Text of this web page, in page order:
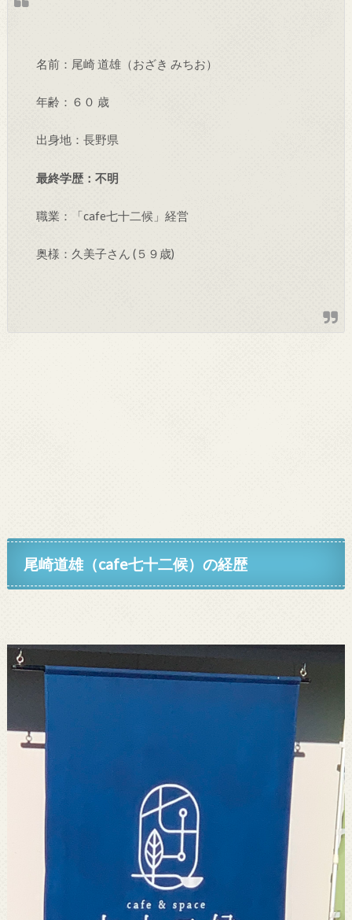
名前：尾崎 道雄（おざき みちお）
年齢：６０ 歳
出身地：長野県
最終学歴：不明
職業：「cafe七十二候」経営
奥様：久美子さん (５９歳)
尾崎道雄（cafe七十二候）の経歴